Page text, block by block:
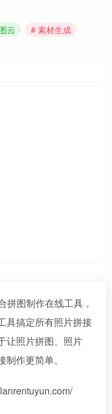
云
# 素材生成
拼图制作在线工具，
具搞定所有照片拼接
让照片拼图、照片
作更简单。